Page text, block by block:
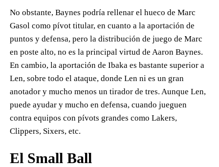
No obstante, Baynes podría rellenar el hueco de Marc
Gasol como pívot titular, en cuanto a la aportación de
puntos y defensa, pero la distribución de juego de Marc
en poste alto, no es la principal virtud de Aaron Baynes.
En cambio, la aportación de Ibaka es bastante superior a
Len, sobre todo el ataque, donde Len ni es un gran
anotador y mucho menos un tirador de tres. Aunque Len,
puede ayudar y mucho en defensa, cuando jueguen
contra equipos con pívots grandes como Lakers,
Clippers, Sixers, etc.
El Small Ball